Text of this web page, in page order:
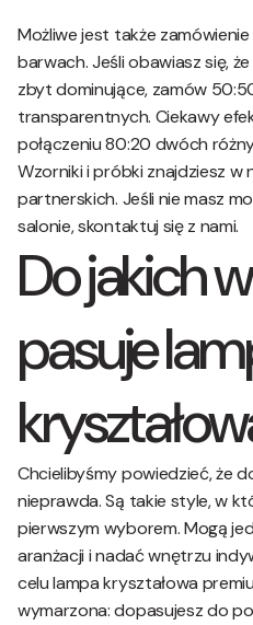
Możliwe jest także
barwach. Jeśli obawiasz się,
zbyt dominujące, zamów
transparentnych. Ciekawy
połączeniu 80:20 dwóch
Wzorniki i próbki znajdziesz w
partnerskich. Jeśli nie masz
salonie, skontaktuj się z nami.
Do jakich
pasuje
Chcielibyśmy powiedzieć, że
nieprawda. Są takie style, w
pierwszym wyborem. Mogą
aranżacji i nadać wnętrzu
celu lampa kryształowa
wymarzona: dopasujesz do